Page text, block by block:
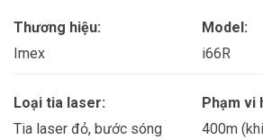
Thương hiệu:
Imex
Model:
i66R
Loại tia laser:
Tia laser đỏ, bước sóng
Phạm vi
400m